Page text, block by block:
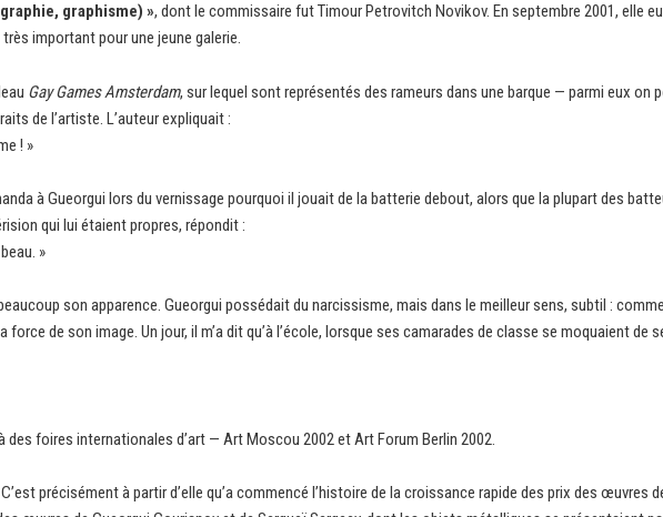
graphisme) », dont le commissaire fut Timour Petrovitch Novikov. En septembre 2001, elle
important pour une jeune galerie.
Gay Games Amsterdam, sur lequel sont représentés des rameurs dans une barque — parmi eux on
de l’artiste. L’auteur expliquait :
! »
à Gueorgui lors du vernissage pourquoi il jouait de la batterie debout, alors que la plupart des
qui lui étaient propres, répondit :
»
son apparence. Gueorgui possédait du narcissisme, mais dans le meilleur sens, subtil :
de son image. Un jour, il m’a dit qu’à l’école, lorsque ses camarades de classe se moquaient de
des foires internationales d’art — Art Moscou 2002 et Art Forum Berlin 2002.
précisément à partir d’elle qu’a commencé l’histoire de la croissance rapide des prix des œuvres